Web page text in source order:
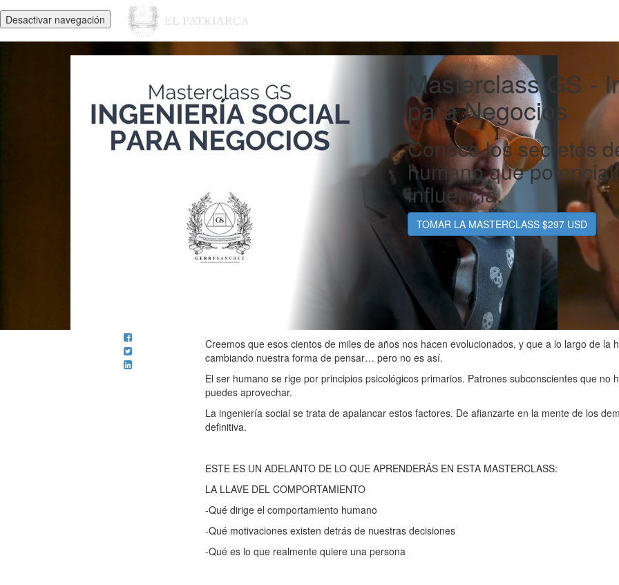
Desactivar navegación
Masterclass GS -
para Negocios
Conoce los secretos
humano que
influencia.
TOMAR LA MASTERCLASS $297 USD
Creemos que esos cientos de miles de años nos hacen evolucionados, y que a lo largo de la
cambiando nuestra forma de pensar… pero no es así.
El ser humano se rige por principios psicológicos primarios. Patrones subconscientes que no
puedes aprovechar.
La ingeniería social se trata de apalancar estos factores. De afianzarte en la mente de los
definitiva.
ESTE ES UN ADELANTO DE LO QUE APRENDERÁS EN ESTA MASTERCLASS:
LA LLAVE DEL COMPORTAMIENTO
-Qué dirige el comportamiento humano
-Qué motivaciones existen detrás de nuestras decisiones
-Qué es lo que realmente quiere una persona